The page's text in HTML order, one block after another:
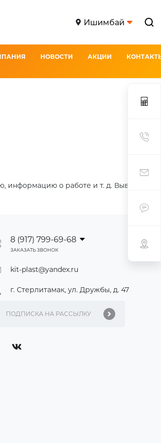
Ишимбай
НОВОСТИ АКЦИИ
информацию о работе и т. д. Вывод
8 (917) 799-69-68
ЗАКАЗАТЬ ЗВОНОК
kit-plast@yandex.ru
г. Стерлитамак, ул. Дружбы, д. 47